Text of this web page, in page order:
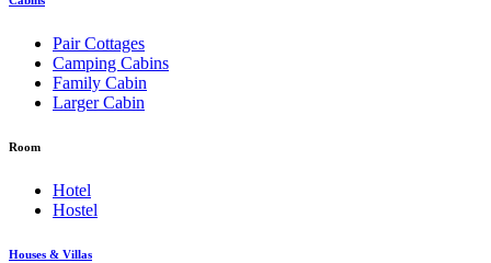
Pair Cottages
Camping Cabins
Family Cabin
Larger Cabin
Room
Hotel
Hostel
Houses & Villas